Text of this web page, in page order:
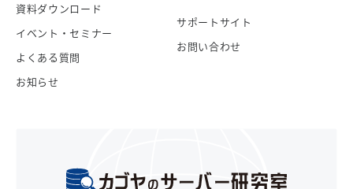
資料ダウンロード
イベント・セミナー
よくある質問
お知らせ
サポートサイト
お問い合わせ